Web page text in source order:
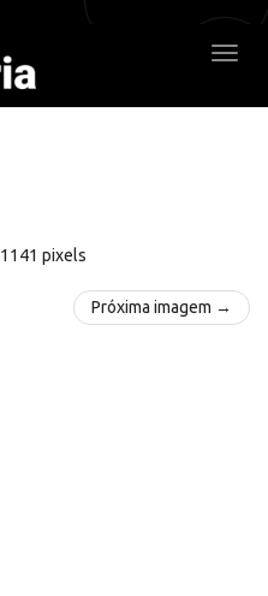
1141 pixels
Próxima imagem →